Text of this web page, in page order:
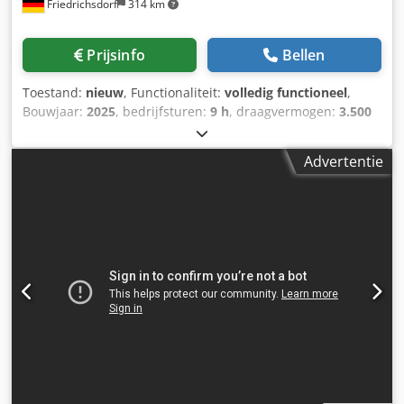
Friedrichsdorf 314 km
Prijsinfo Bellen
Toestand: nieuw, Functionaliteit: volledig functioneel,
Bouwjaar: 2025, bedrijfsturen: 9 h, draagvermogen: 3.500
, vrije hefhoogte:
brandstoftype:diesel, masttype:triplex, bouwhoogte:
Aguek Transmissie: Hydrostaat Snelheidsklasse: 20 Staat:
Nieuw Technische staat: Nieuw Voorbanden, type:
Superelastiek Voorbanden, maat: 2.50x15-18 Voorbanden,
Advertentie